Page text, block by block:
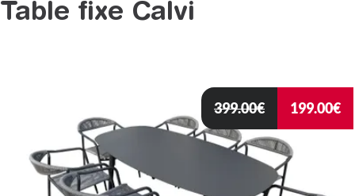
Table fixe Calvi
399.00€ 199.00€